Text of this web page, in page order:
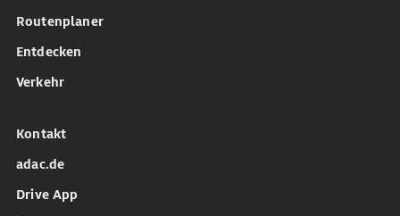
Routenplaner
Entdecken
Verkehr
Kontakt
adac.de
Drive App